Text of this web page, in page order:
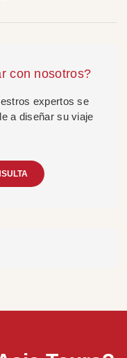
con nosotros?
expertos se
a diseñar su viaje